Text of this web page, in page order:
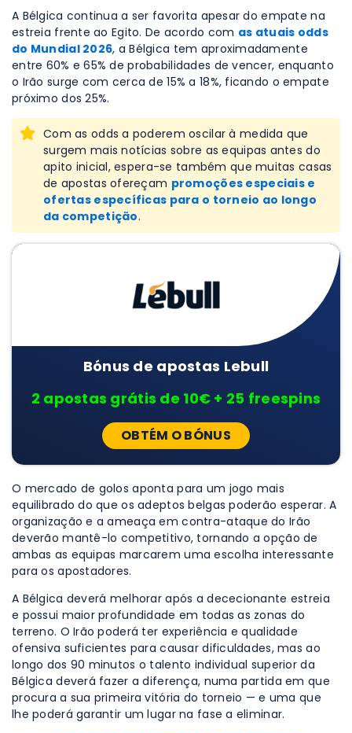
A Bélgica continua a ser favorita apesar do empate na
estreia frente ao Egito. De acordo com as atuais odds
do Mundial 2026, a Bélgica tem aproximadamente
entre 60% e 65% de probabilidades de vencer, enquanto
o Irão surge com cerca de 15% a 18%, ficando o empate
próximo dos 25%.
Com as odds a poderem oscilar à medida que
surgem mais notícias sobre as equipas antes do
apito inicial, espera-se também que muitas casas
de apostas ofereçam promoções especiais e
ofertas específicas para o torneio ao longo
da competição.
Bónus de apostas Lebull
2 apostas grátis de 10€ + 25 freespins
OBTÉM O BÓNUS
O mercado de golos aponta para um jogo mais
equilibrado do que os adeptos belgas poderão esperar. A
organização e a ameaça em contra-ataque do Irão
deverão mantê-lo competitivo, tornando a opção de
ambas as equipas marcarem uma escolha interessante
para os apostadores.
A Bélgica deverá melhorar após a dececionante estreia
e possui maior profundidade em todas as zonas do
terreno. O Irão poderá ter experiência e qualidade
ofensiva suficientes para causar dificuldades, mas ao
longo dos 90 minutos o talento individual superior da
Bélgica deverá fazer a diferença, numa partida em que
procura a sua primeira vitória do torneio — e uma que
lhe poderá garantir um lugar na fase a eliminar.